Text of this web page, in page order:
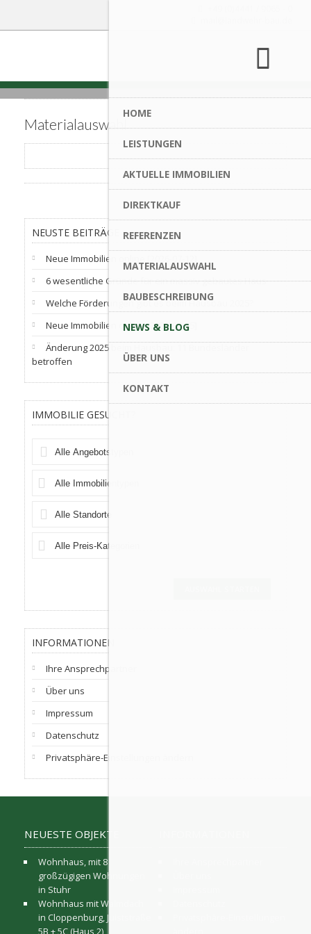
HOME
LEISTUNGEN
AKTUELLE IMMOBILIEN
DIREKTKAUF
REFERENZEN
MATERIALAUSWAHL
BAUBESCHREIBUNG
NEWS & BLOG
ÜBER UNS
KONTAKT
Materialauswahl
NEUSTE BEITRÄGE
Neue Immobilien online [2026-07-12]
6 wesentliche Gründe für ein massiv gebautes Haus
Welche Förderungen gibt es beim Hausbau 2025?
Neue Immobilien online [2025-07-15]
Änderung 2025 beim Hausbau: 11 Bundesländer
betroffen
IMMOBILIE GESUCHT?
INFORMATIONEN
Ihre Ansprechpartner
Über uns
Impressum
Datenschutz
Privatsphäre-Einstellungen ändern
NEUESTE OBJEKTE
Wohnhaus, mit 8
großzügigen Wohnungen
in Stuhr
Wohnhaus mit Walmdach
in Cloppenburg, Juiststraße
5B + 5C (Haus 2)